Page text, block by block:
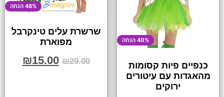
40% הנחה
כנפיים פיות קסומות
מהאגדות עם עיטורים
ירוקים
48% הנחה
שרשרת עלים טינקרבל
מפוארת
₪29.00
₪15.00